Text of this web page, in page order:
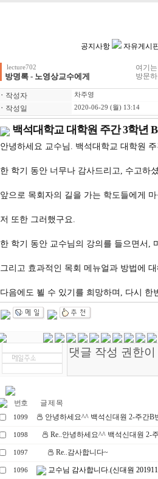
공지사항 자유게시
lecture702
방명록 - 노영상교수에게
여기
방문
ㆍ 작성자 차주영
ㆍ 작성일 2020-06-29 (월) 13:14
백석대학교 대학원 주간 3학년
안녕하세요 교수님. 백석대학교 대학원
한 학기 동안 너무나 감사드리고, 수고하
앞으로 목회자의 길을 가는 학도들에게
저 또한 그러했구요.
한 학기 동안 교수님의 강의를 들으면서,
그리고 효과적인 목회 메뉴얼과 방법에
다음에도 뵐 수 있기를 희망하며, 다시 한
번호 글 제 목
1099 안녕하세요^^ 백석신대원 2-주간B
1098 Re..안녕하세요^^ 백석신대원 2-
1097 Re..감사합니다~
1096 교수님 감사합니다.(신대원